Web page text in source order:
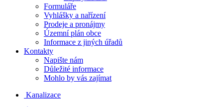
Formuláře
Vyhlášky a nařízení
Prodeje a pronájmy
Územní plán obce
Informace z jiných úřadů
Kontakty
Napište nám
Důležité informace
Mohlo by vás zajímat
Kanalizace